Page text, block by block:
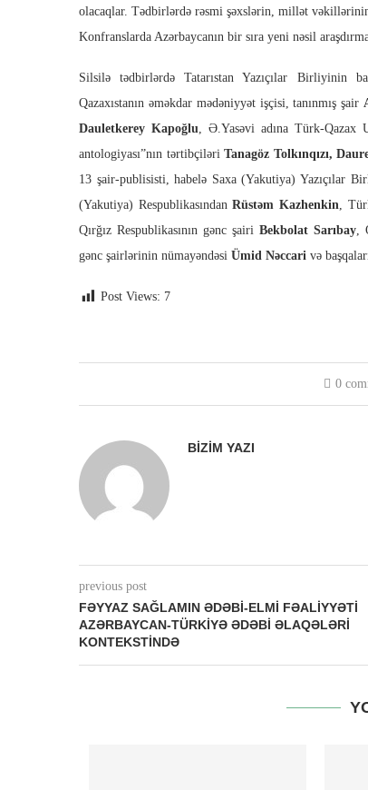
olacaqlar. Tədbirlərdə rəsmi şəxslərin, millət
Konfranslarda Azərbaycanın bir sıra yeni nəsil
Silsilə tədbirlərdə Tatarıstan Yazıçılar Birliyinin
Qazaxıstanın əməkdar mədəniyyət işçisi, tanınmış şair
Dauletkerey Kapoğlu, Ə.Yasəvi adına Türk-Qazax
antologiyası”nın tərtibçiləriTanagöz Tolkınqızı,
13 şair-publisisti, habelə Saxa (Yakutiya) Yazıçılar
(Yakutiya) RespublikasındanRüstəm Kazhenkin,
Qırğız Respublikasının gənc şairi Bekbolat Sarıbay,
gənc şairlərinin nümayəndəsi Ümid Nəccari və
Post Views: 7
0
BIZIM YAZI
previous post
FƏYYAZ SAĞLAMIN ƏDƏBİ-ELMİ FƏALİYYƏTİ
AZƏRBAYCAN-TÜRKİYƏ ƏDƏBİ ƏLAQƏLƏRİ
KONTEKSTİNDƏ